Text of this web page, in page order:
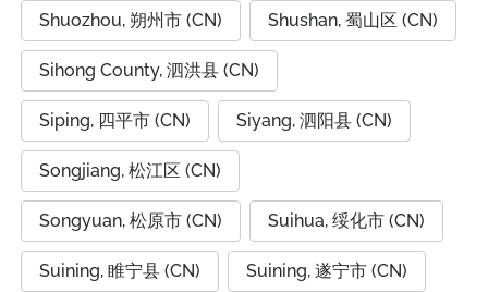
Shuozhou, 朔州市 (CN) Shushan, 蜀山区 (CN)
Sihong County, 泗洪县 (CN)
Siping, 四平市 (CN) Siyang, 泗阳县 (CN)
Songjiang, 松江区 (CN)
Songyuan, 松原市 (CN) Suihua, 绥化市 (CN)
Suining, 睢宁县 (CN) Suining, 遂宁市 (CN)